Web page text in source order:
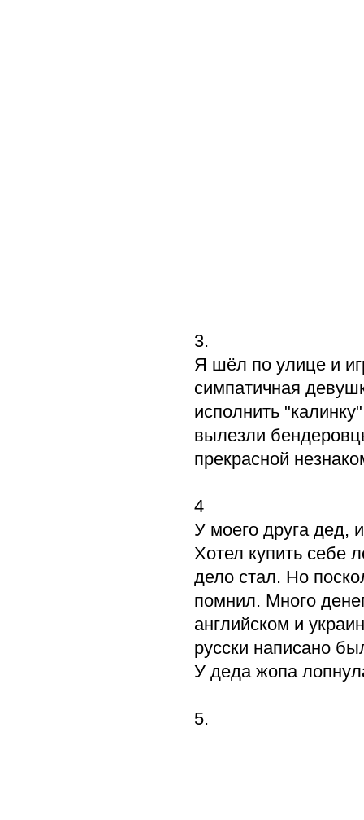
3.
Я шёл по улице и
симпатичная
исполнить
вылезли
прекрасной
4
У моего друга дед,
Хотел купить себе
дело стал. Но
помнил. Много
английском и
русски написано
У деда жопа
5.